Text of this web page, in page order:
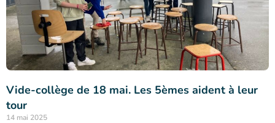
Vide-collège de 18 mai. Les 5èmes aident à leur
tour
14 mai 2025